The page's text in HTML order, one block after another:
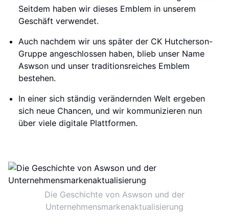
Seitdem haben wir dieses Emblem in unserem
Geschäft verwendet.
Auch nachdem wir uns später der CK Hutcherson-
Gruppe angeschlossen haben, blieb unser Name
Aswson und unser traditionsreiches Emblem
bestehen.
In einer sich ständig verändernden Welt ergeben
sich neue Chancen, und wir kommunizieren nun
über viele digitale Plattformen.
Die Geschichte von Aswson und der
Unternehmensmarkenaktualisierung